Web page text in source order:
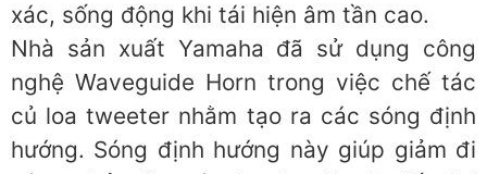
xác, sống động khi tái hiện âm tần cao.
Nhà sản xuất Yamaha đã sử dụng công
nghệ Waveguide Horn trong việc chế tác
củ loa tweeter nhằm tạo ra các sóng định
hướng. Sóng định hướng này giúp giảm đi